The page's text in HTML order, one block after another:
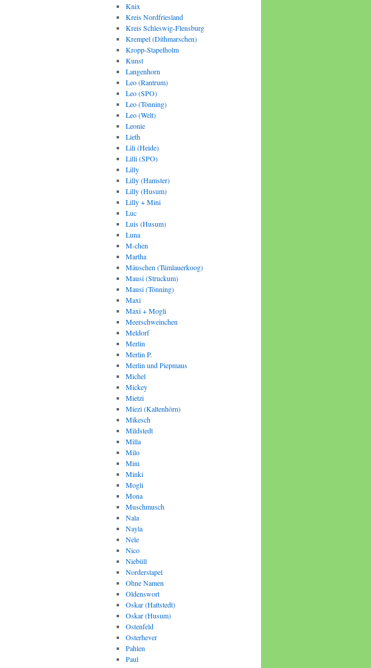
Knix
Kreis Nordfriesland
Kreis Schleswig-Flensburg
Krempel (Dithmarschen)
Kropp-Stapelholm
Kunst
Langenhorn
Leo (Rantrum)
Leo (SPO)
Leo (Tönning)
Leo (Welt)
Leonie
Lieth
Lili (Heide)
Lilli (SPO)
Lilly
Lilly (Hamster)
Lilly (Husum)
Lilly + Mini
Luc
Luis (Husum)
Luna
M-chen
Martha
Mäuschen (Tümlauerkoog)
Mausi (Struckum)
Mausi (Tönning)
Maxi
Maxi + Mogli
Meerschweinchen
Meldorf
Merlin
Merlin P.
Merlin und Piepmaus
Michel
Mickey
Mietzi
Miezi (Kaltenhörn)
Mikesch
Mildstedt
Milla
Milo
Mini
Minki
Mogli
Mona
Muschmusch
Nala
Nayla
Nele
Nico
Niebüll
Norderstapel
Ohne Namen
Oldenswort
Oskar (Hattstedt)
Oskar (Husum)
Ostenfeld
Osterhever
Pahlen
Paul